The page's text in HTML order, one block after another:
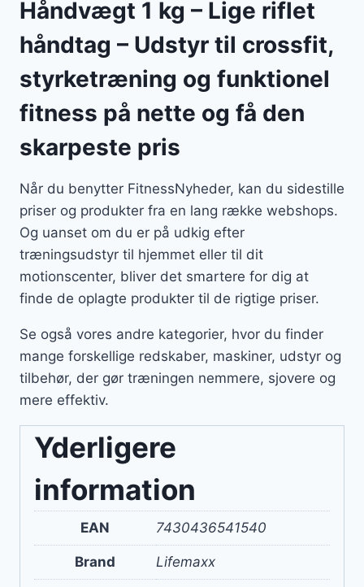
Håndvægt 1 kg – Lige riflet
håndtag – Udstyr til crossfit,
styrketræning og funktionel
fitness på nette og få den
skarpeste pris
Når du benytter FitnessNyheder, kan du sidestille
priser og produkter fra en lang række webshops.
Og uanset om du er på udkig efter
træningsudstyr til hjemmet eller til dit
motionscenter, bliver det smartere for dig at
finde de oplagte produkter til de rigtige priser.
Se også vores andre kategorier, hvor du finder
mange forskellige redskaber, maskiner, udstyr og
tilbehør, der gør træningen nemmere, sjovere og
mere effektiv.
Yderligere
information
EAN 7430436541540
Brand Lifemaxx